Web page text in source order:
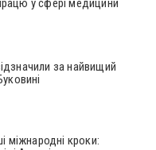
у сфері медицини
за найвищий
міжнародні кроки: